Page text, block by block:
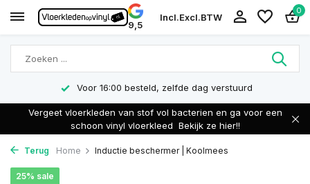
9,5
Incl.Excl.BTW
0
Voor 16:00 besteld, zelfde dag verstuurd
Vergeet vloerkleden van stof vol bacterien en ga voor een
schoon vinyl vloerkleed Bekijk ze hier!!
Terug Home Inductie beschermer | Koolmees
25% sale